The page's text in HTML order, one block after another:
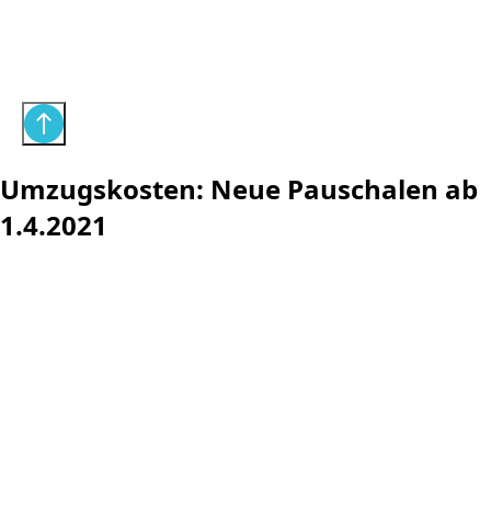
Umzugskosten: Neue Pauschalen ab
1.4.2021